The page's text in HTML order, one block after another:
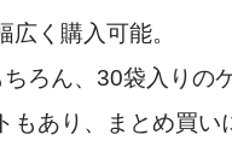
広く購入可能。
ろん、30袋入りの
もあり、まとめ買い